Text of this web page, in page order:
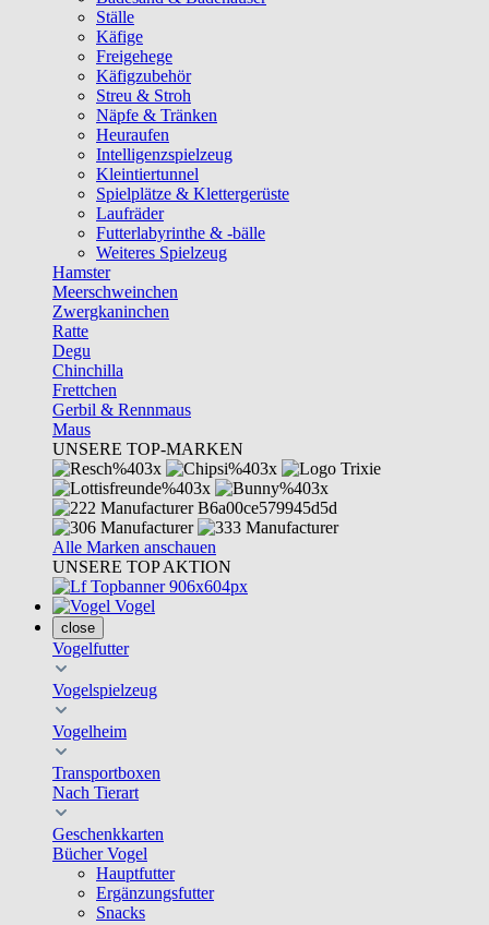
Ställe
Käfige
Freigehege
Käfigzubehör
Streu & Stroh
Näpfe & Tränken
Heuraufen
Intelligenzspielzeug
Kleintiertunnel
Spielplätze & Klettergerüste
Laufräder
Futterlabyrinthe & -bälle
Weiteres Spielzeug
Hamster
Meerschweinchen
Zwergkaninchen
Ratte
Degu
Chinchilla
Frettchen
Gerbil & Rennmaus
Maus
UNSERE TOP-MARKEN
Alle Marken anschauen
UNSERE TOP AKTION
Vogel
close
Vogelfutter
Vogelspielzeug
Vogelheim
Transportboxen
Nach Tierart
Geschenkkarten
Bücher Vogel
Hauptfutter
Ergänzungsfutter
Snacks